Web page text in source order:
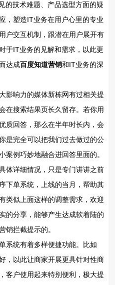
的技术难题、产品选型方面的疑
，塑造IT业务在用户心里的专业
户交互机制，跟潜在用户展开有
于IT业务的见解和需求，以此更
达成百度知道营销和IT业务的深
影响力的媒体新栋网有过相关提
在搜索结果页长久留存。若你用
质回答，那么在半年时长内，会
是完全可以把我们过去做过的公
案例巧妙地融合进回答里面的。
体详细情况，只是专门讲讲之前
下单系统，上线的当月，帮助其
类似上面这样的调整需求，欢迎
的分享，能够产生达成软着陆的
销拦截提示的。
系统有着多样便捷功能。比如
，以此让商家开展更具针对性商
客户使用起来特别便利，极大提